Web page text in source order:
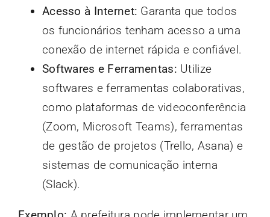
Acesso à Internet: Garanta que todos
os funcionários tenham acesso a uma
conexão de internet rápida e confiável.
Softwares e Ferramentas: Utilize
softwares e ferramentas colaborativas,
como plataformas de videoconferência
(Zoom, Microsoft Teams), ferramentas
de gestão de projetos (Trello, Asana) e
sistemas de comunicação interna
(Slack).